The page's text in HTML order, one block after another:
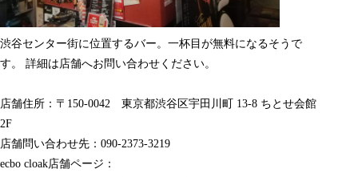
渋谷センター街に位置するバー。一杯目が無料になるそうで
す。 詳細は店舗へお問い合わせください。
店舗住所：〒150-0042 東京都渋谷区宇田川町 13-8 ちとせ会館
2F
店舗問い合わせ先：090-2373-3219
ecbo cloak店舗ページ：